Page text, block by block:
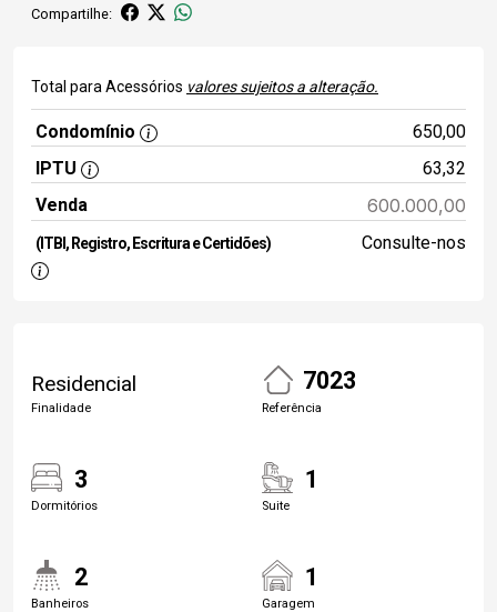
Compartilhe:
Total para Acessórios valores sujeitos a alteração.
Condomínio
650,00
IPTU
63,32
Venda
600.000,00
(ITBI, Registro, Escritura e Certidões) Consulte-nos
Residencial
Finalidade
7023
Referência
3
Dormitórios
1
Suite
2
Banheiros
1
Garagem